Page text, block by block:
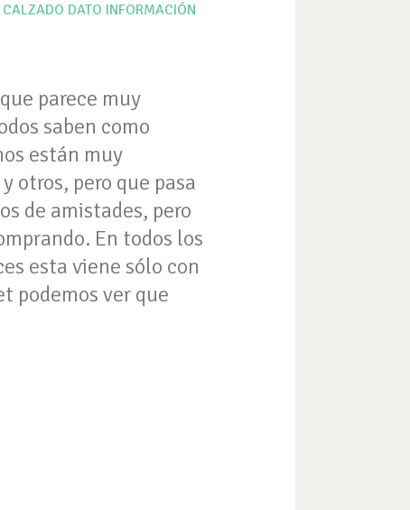
DATO INFORMACIÓN
parece muy
saben como
están muy
otros, pero que pasa
de amistades, pero
En todos los
esta viene sólo con
podemos ver que